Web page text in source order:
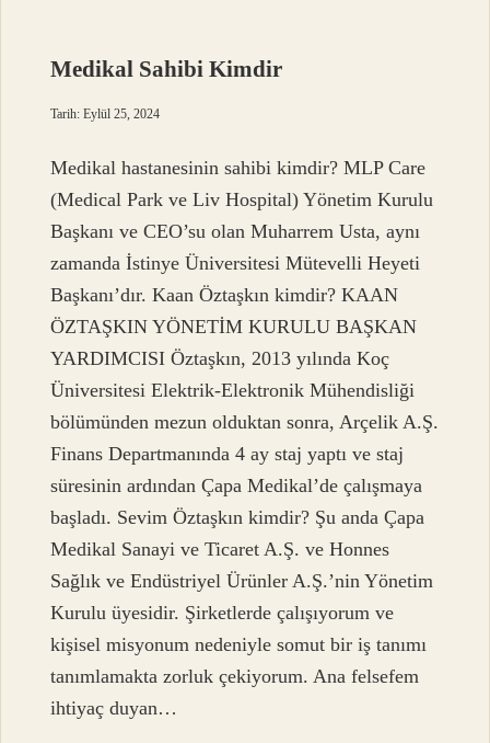
Medikal Sahibi Kimdir
Tarih: Eylül 25, 2024
Medikal hastanesinin sahibi kimdir? MLP Care
(Medical Park ve Liv Hospital) Yönetim Kurulu
Başkanı ve CEO’su olan Muharrem Usta, aynı
zamanda İstinye Üniversitesi Mütevelli Heyeti
Başkanı’dır. Kaan Öztaşkın kimdir? KAAN
ÖZTAŞKIN YÖNETİM KURULU BAŞKAN
YARDIMCISI Öztaşkın, 2013 yılında Koç
Üniversitesi Elektrik-Elektronik Mühendisliği
bölümünden mezun olduktan sonra, Arçelik A.Ş.
Finans Departmanında 4 ay staj yaptı ve staj
süresinin ardından Çapa Medikal’de çalışmaya
başladı. Sevim Öztaşkın kimdir? Şu anda Çapa
Medikal Sanayi ve Ticaret A.Ş. ve Honnes
Sağlık ve Endüstriyel Ürünler A.Ş.’nin Yönetim
Kurulu üyesidir. Şirketlerde çalışıyorum ve
kişisel misyonum nedeniyle somut bir iş tanımı
tanımlamakta zorluk çekiyorum. Ana felsefem
ihtiyaç duyan…